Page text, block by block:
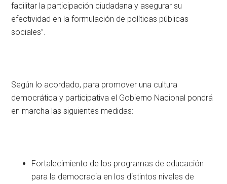
facilitar la participación ciudadana y asegurar su
efectividad en la formulación de políticas públicas
sociales”.
Según lo acordado, para promover una cultura
democrática y participativa el Gobierno Nacional pondrá
en marcha las siguientes medidas:
Fortalecimiento de los programas de educación
para la democracia en los distintos niveles de